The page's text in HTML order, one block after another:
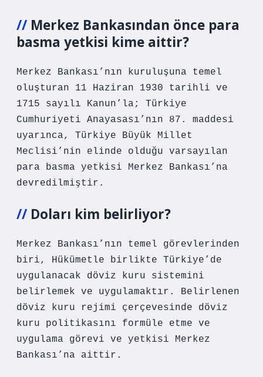
Merkez Bankasından önce para
basma yetkisi kime aittir?
Merkez Bankası’nın kuruluşuna temel
oluşturan 11 Haziran 1930 tarihli ve
1715 sayılı Kanun’la; Türkiye
Cumhuriyeti Anayasası’nın 87. maddesi
uyarınca, Türkiye Büyük Millet
Meclisi’nin elinde olduğu varsayılan
para basma yetkisi Merkez Bankası’na
devredilmiştir.
Doları kim belirliyor?
Merkez Bankası’nın temel görevlerinden
biri, Hükümetle birlikte Türkiye’de
uygulanacak döviz kuru sistemini
belirlemek ve uygulamaktır. Belirlenen
döviz kuru rejimi çerçevesinde döviz
kuru politikasını formüle etme ve
uygulama görevi ve yetkisi Merkez
Bankası’na aittir.